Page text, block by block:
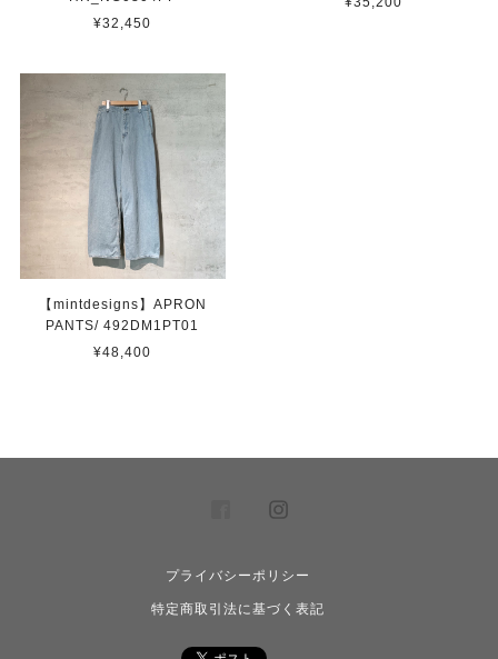
¥32,450
【mintdesigns】APRON
PANTS/ 492DM1PT01
¥48,400
プライバシーポリシー
特定商取引法に基づく表記